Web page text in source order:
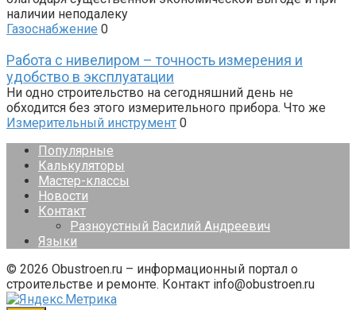
наличии неподалеку
Газоснабжение 0
Работа с нивелиром – точность измерения и
удобство в эксплуатации
Ни одно строительство на сегодняшний день не
обходится без этого измерительного прибора. Что же
Измерительный инструмент 0
Популярные
Калькуляторы
Мастер-классы
Новости
Контакт
Разноустный Василий Андреевич
Языки
© 2026 Obustroen.ru – информационный портал о
строительстве и ремонте. Контакт info@obustroen.ru